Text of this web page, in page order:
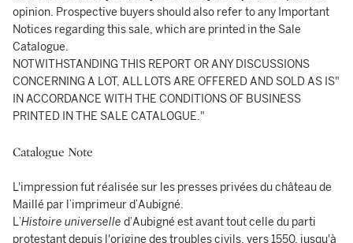
opinion. Prospective buyers should also refer to any Important
Notices regarding this sale, which are printed in the Sale
Catalogue.
NOTWITHSTANDING THIS REPORT OR ANY DISCUSSIONS
CONCERNING A LOT, ALL LOTS ARE OFFERED AND SOLD AS IS"
IN ACCORDANCE WITH THE CONDITIONS OF BUSINESS
PRINTED IN THE SALE CATALOGUE."
Catalogue Note
L'impression fut réalisée sur les presses privées du château de
Maillé par l’imprimeur d’Aubigné.
L’Histoire universelle d’Aubigné est avant tout celle du parti
protestant depuis l'origine des troubles civils, vers 1550, jusqu'à